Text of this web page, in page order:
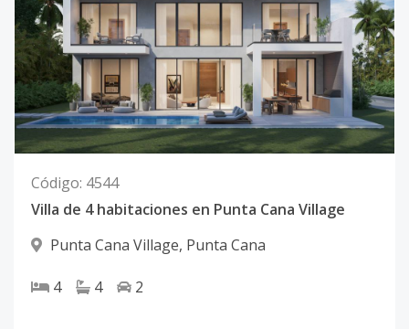
Código: 4544
Villa de 4 habitaciones en Punta Cana Village
Punta Cana Village, Punta Cana
4 4 2